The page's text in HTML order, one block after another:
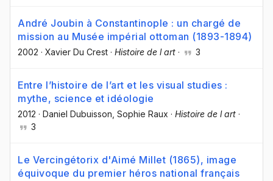
André Joubin à Constantinople : un chargé de
mission au Musée impérial ottoman (1893-1894)
2002 · Xavier Du Crest · Histoire de l art · 3
Entre l’histoire de l’art et les visual studies :
mythe, science et idéologie
2012 · Daniel Dubuisson , Sophie Raux · Histoire de l art ·
3
Le Vercingétorix d'Aimé Millet (1865), image
équivoque du premier héros national français